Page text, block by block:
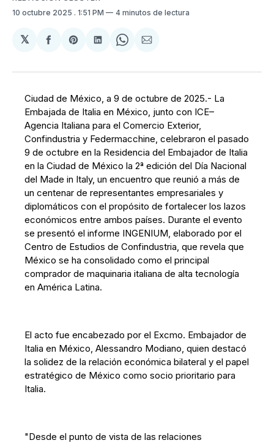
10 octubre 2025 . 1:51 PM 4 minutos de lectura
𝕏
Compartir
Facebook
Share
Pinterest
Compartir
LinkedIn
Share
WhatsApp
Compartir
Email
Ciudad de México, a 9 de octubre de 2025.- La
Embajada de Italia en México, junto con ICE–
Agencia Italiana para el Comercio Exterior,
Confindustria y Federmacchine, celebraron el pasado
9 de octubre en la Residencia del Embajador de Italia
en la Ciudad de México la 2ª edición del Día Nacional
del Made in Italy, un encuentro que reunió a más de
un centenar de representantes empresariales y
diplomáticos con el propósito de fortalecer los lazos
económicos entre ambos países. Durante el evento
se presentó el informe INGENIUM, elaborado por el
Centro de Estudios de Confindustria, que revela que
México se ha consolidado como el principal
comprador de maquinaria italiana de alta tecnología
en América Latina.
El acto fue encabezado por el Excmo. Embajador de
Italia en México, Alessandro Modiano, quien destacó
la solidez de la relación económica bilateral y el papel
estratégico de México como socio prioritario para
Italia.
"Desde el punto de vista de las relaciones